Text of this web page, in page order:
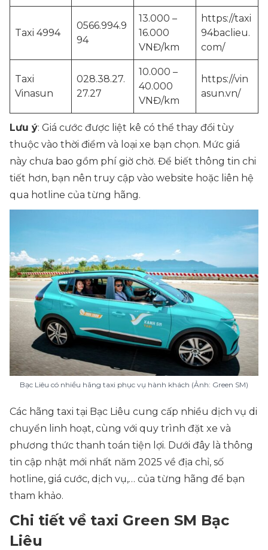
Taxi 4994
0566.994.9
94
13.000 –
16.000
VNĐ/km
https://taxi
94baclieu.
com/
Taxi
Vinasun
028.38.27.
27.27
10.000 –
40.000
VNĐ/km
https://vin
asun.vn/
Lưu ý: Giá cước được liệt kê có thể thay đổi tùy
thuộc vào thời điểm và loại xe bạn chọn. Mức giá
này chưa bao gồm phí giờ chờ. Để biết thông tin chi
tiết hơn, bạn nên truy cập vào website hoặc liên hệ
qua hotline của từng hãng.
Bạc Liêu có nhiều hãng taxi phục vụ hành khách (Ảnh: Green SM)
Các hãng taxi tại Bạc Liêu cung cấp nhiều dịch vụ di
chuyển linh hoạt, cùng với quy trình đặt xe và
phương thức thanh toán tiện lợi. Dưới đây là thông
tin cập nhật mới nhất năm 2025 về địa chỉ, số
hotline, giá cước, dịch vụ,… của từng hãng để bạn
tham khảo.
Chi tiết về taxi Green SM Bạc
Liêu